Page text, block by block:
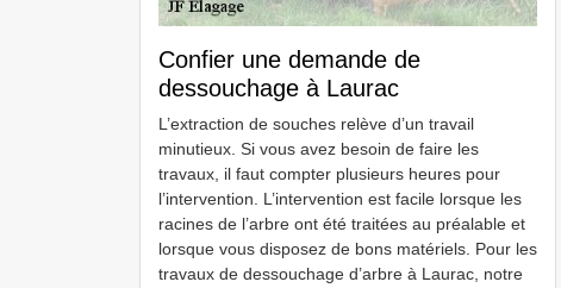
Confier une demande de
dessouchage à Laurac
L’extraction de souches relève d’un travail
minutieux. Si vous avez besoin de faire les
travaux, il faut compter plusieurs heures pour
l’intervention. L’intervention est facile lorsque les
racines de l’arbre ont été traitées au préalable et
lorsque vous disposez de bons matériels. Pour les
travaux de dessouchage d’arbre à Laurac, notre